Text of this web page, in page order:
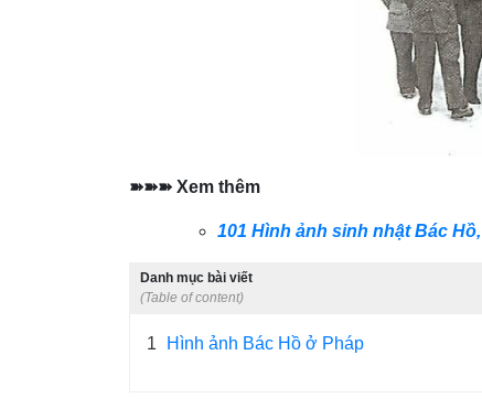
➽➽➽ Xem thêm
101 Hình ảnh sinh nhật Bác
Danh mục bài viết
(Table of content)
1 Hình ảnh Bác Hồ ở Pháp